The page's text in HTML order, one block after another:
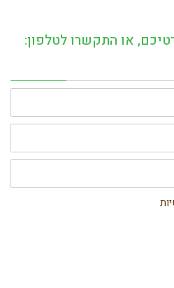
או התקשרו לטלפון: